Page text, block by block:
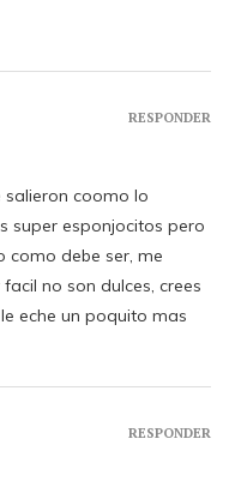
coomo lo
super esponjocitos pero
como debe ser, me
no son dulces, crees
eche un poquito mas
RESPONDER
RESPONDER